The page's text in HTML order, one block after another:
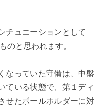
チュエーションとして
のと思われます。
なっていた守備は、中盤
ている状態で、第１ディ
せたボールホルダーに対